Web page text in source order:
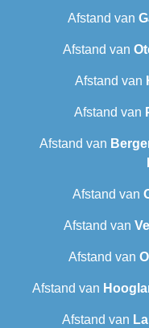
Afstand van
Afstand van
Afstand van
Afstand van
Afstand van
Afstand van
Afstand van
Afstand van
Afstand van
Afstand van